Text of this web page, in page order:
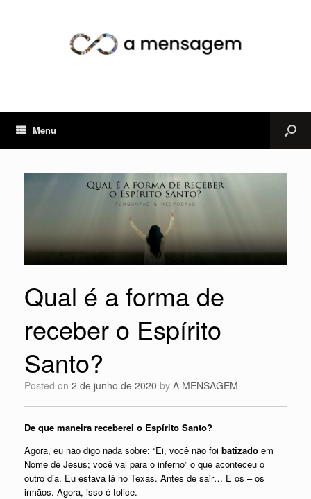
Menu
Qual é a forma de
receber o Espírito
Santo?
Posted on 2 de junho de 2020 by A MENSAGEM
De que maneira receberei o Espírito Santo?
Agora, eu não digo nada sobre: “Ei, você não foi batizado em
Nome de Jesus; você vai para o inferno” o que aconteceu o
outro dia. Eu estava lá no Texas. Antes de sair… E os – os
irmãos. Agora, isso é tolice.